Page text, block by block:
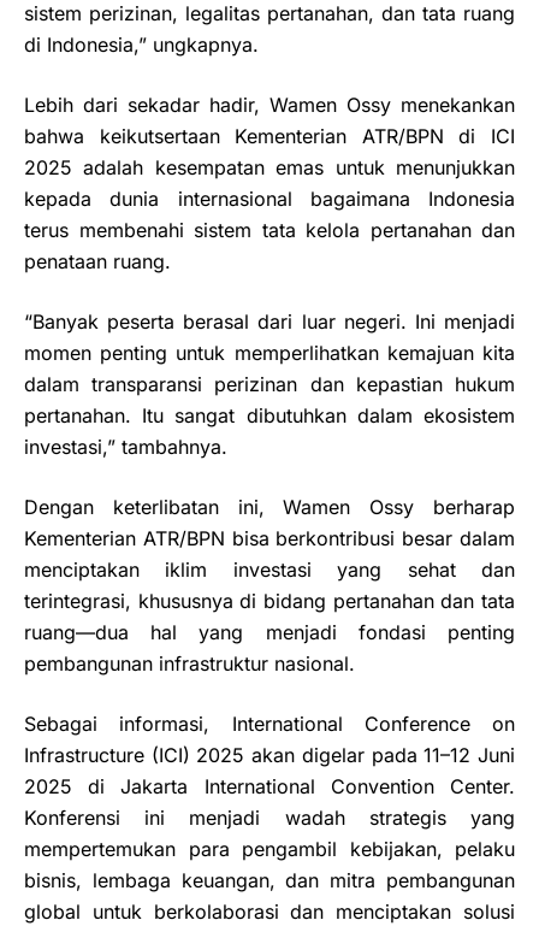
sistem perizinan, legalitas pertanahan, dan tata ruang
di Indonesia,” ungkapnya.
Lebih dari sekadar hadir, Wamen Ossy menekankan
bahwa keikutsertaan Kementerian ATR/BPN di ICI
2025 adalah kesempatan emas untuk menunjukkan
kepada dunia internasional bagaimana Indonesia
terus membenahi sistem tata kelola pertanahan dan
penataan ruang.
“Banyak peserta berasal dari luar negeri. Ini menjadi
momen penting untuk memperlihatkan kemajuan kita
dalam transparansi perizinan dan kepastian hukum
pertanahan. Itu sangat dibutuhkan dalam ekosistem
investasi,” tambahnya.
Dengan keterlibatan ini, Wamen Ossy berharap
Kementerian ATR/BPN bisa berkontribusi besar dalam
menciptakan iklim investasi yang sehat dan
terintegrasi, khususnya di bidang pertanahan dan tata
ruang—dua hal yang menjadi fondasi penting
pembangunan infrastruktur nasional.
Sebagai informasi, International Conference on
Infrastructure (ICI) 2025 akan digelar pada 11–12 Juni
2025 di Jakarta International Convention Center.
Konferensi ini menjadi wadah strategis yang
mempertemukan para pengambil kebijakan, pelaku
bisnis, lembaga keuangan, dan mitra pembangunan
global untuk berkolaborasi dan menciptakan solusi